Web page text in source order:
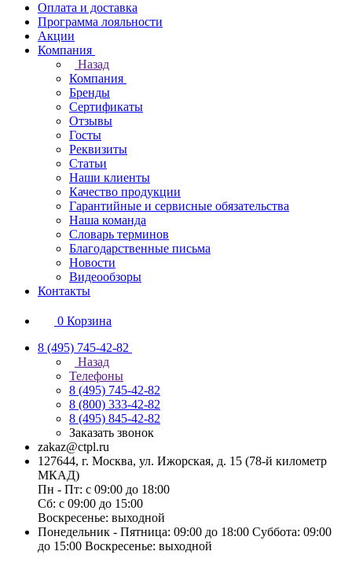
Оплата и доставка
Программа лояльности
Акции
Компания
Назад
Компания
Бренды
Сертификаты
Отзывы
Госты
Реквизиты
Статьи
Наши клиенты
Качество продукции
Гарантийные и сервисные обязательства
Наша команда
Словарь терминов
Благодарственные письма
Новости
Видеообзоры
Контакты
0 Корзина
8 (495) 745-42-82
Назад
Телефоны
8 (495) 745-42-82
8 (800) 333-42-82
8 (495) 845-42-82
Заказать звонок
zakaz@ctpl.ru
127644, г. Москва, ул. Ижорская, д. 15 (78-й километр
МКАД)
Пн - Пт: с 09:00 до 18:00
Сб: с 09:00 до 15:00
Воскресенье: выходной
Понедельник - Пятница: 09:00 до 18:00 Суббота: 09:00
до 15:00 Воскресенье: выходной